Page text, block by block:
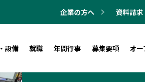
企業の方へ 資料請求
設備 就職 年間行事 募集要項 オ